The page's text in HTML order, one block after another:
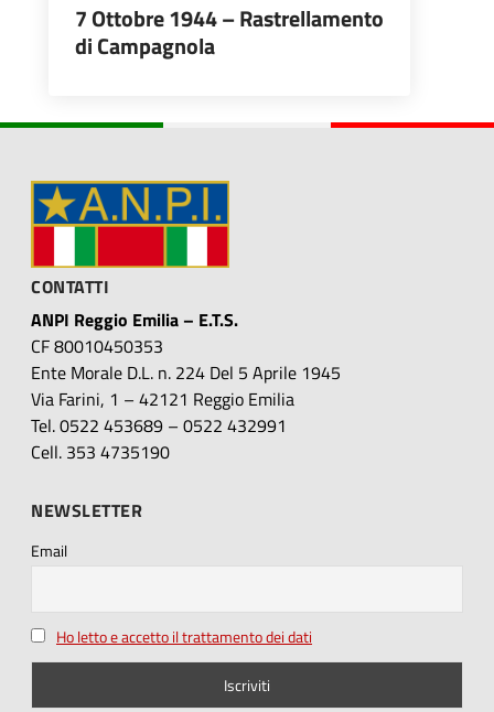
7 Ottobre 1944 – Rastrellamento
di Campagnola
CONTATTI
ANPI Reggio Emilia – E.T.S.
CF 80010450353
Ente Morale D.L. n. 224 Del 5 Aprile 1945
Via Farini, 1 – 42121 Reggio Emilia
Tel. 0522 453689 – 0522 432991
Cell. 353 4735190
NEWSLETTER
Email
Ho letto e accetto il trattamento dei dati